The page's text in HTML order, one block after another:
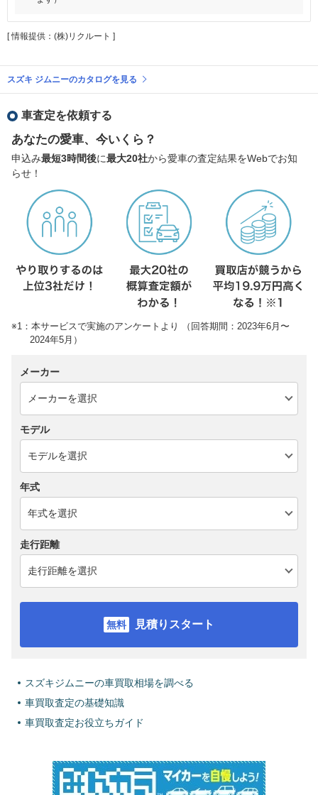
[ 情報提供：(株)リクルート ]
スズキ ジムニーのカタログを見る
車査定を依頼する
あなたの愛車、今いくら？
申込み最短3時間後に最大20社から愛車の査定結果をWebでお知
らせ！
※1：本サービスで実施のアンケートより （回答期間：2023年6月〜
2024年5月）
メーカー
モデル
年式
走行距離
見積りスタート
スズキジムニーの車買取相場を調べる
車買取査定の基礎知識
車買取査定お役立ちガイド